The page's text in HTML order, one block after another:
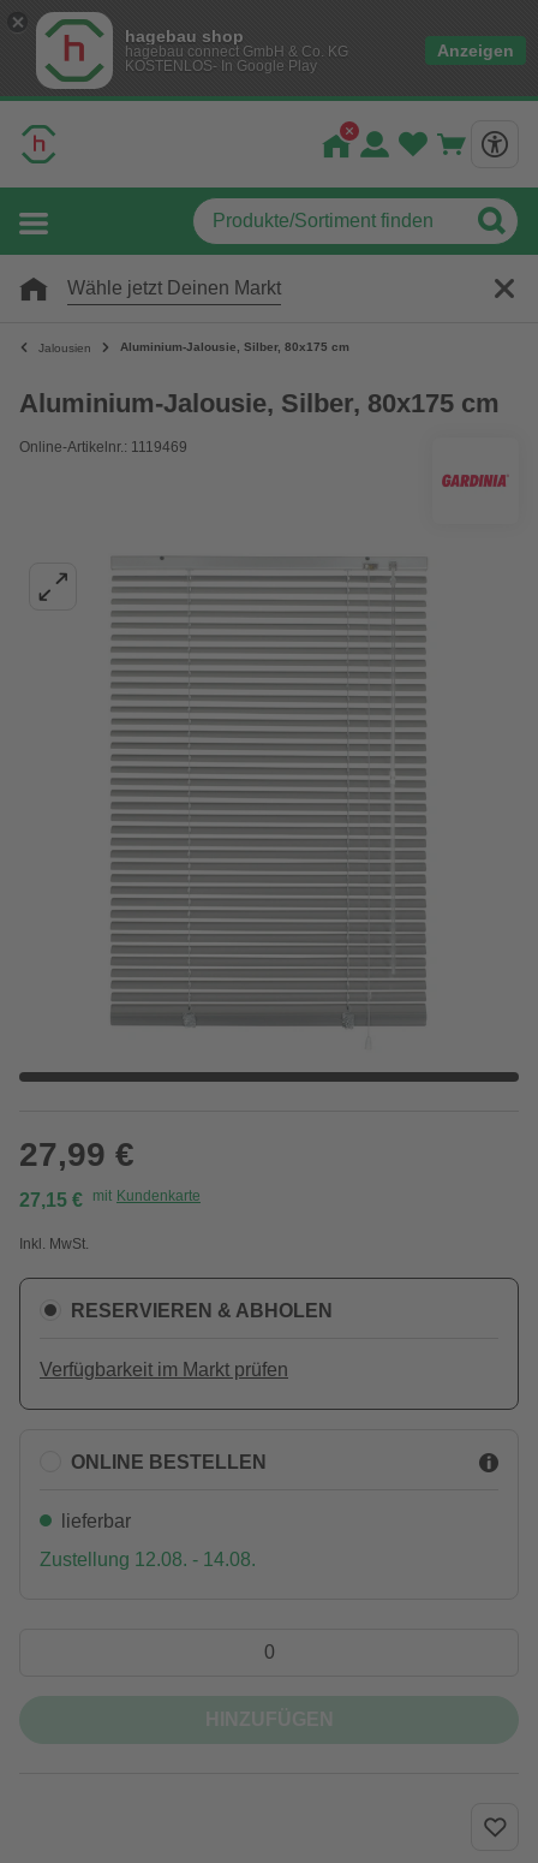
hagebau shop
hagebau connect GmbH & Co. KG
KOSTENLOS- In Google Play
Anzeigen
Wähle jetzt Deinen Markt
Jalousien Aluminium-Jalousie, Silber, 80x175 cm
Aluminium-Jalousie, Silber, 80x175 cm
Online-Artikelnr.: 1119469
27,99 €
27,15 € mit Kundenkarte
Inkl. MwSt.
RESERVIEREN & ABHOLEN
Verfügbarkeit im Markt prüfen
ONLINE BESTELLEN
lieferbar
Zustellung 12.08. - 14.08.